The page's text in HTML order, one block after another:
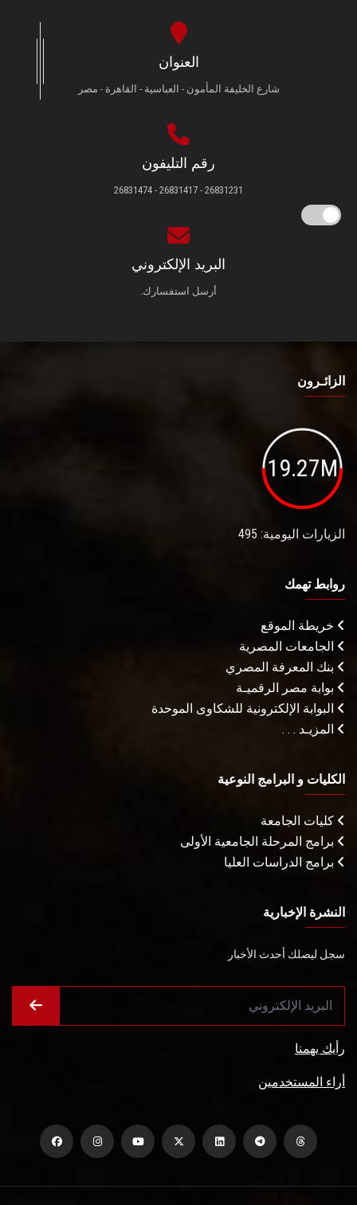
العنوان
شارع الخليفة المأمون - العباسية - القاهرة - مصر
رقم التليفون
26831231 - 26831417 - 26831474
البريد الإلكتروني
أرسل استفسارك.
الزائـرون
19.27M
الزيارات اليومية: 495
روابط تهمك
خريطة الموقع
الجامعات المصرية
بنك المعرفة المصري
بوابة مصر الرقميـة
البوابة الإلكترونية للشكاوى الموحدة
المزيـد . . .
الكليات و البرامج النوعية
كليات الجامعة
برامج المرحلة الجامعية الأولى
برامج الدراسات العليا
النشرة الإخبارية
سجل ليصلك أحدث الأخبار
رأيك يهمنا
أراء المستخدمين